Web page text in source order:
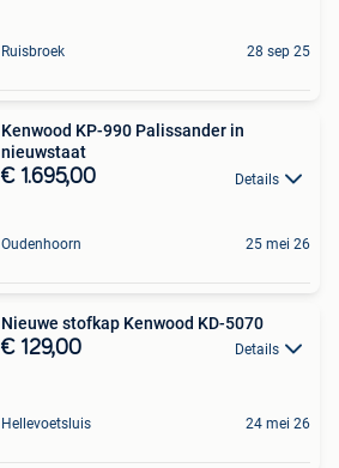
Ruisbroek 28 sep 25
Kenwood KP-990 Palissander in
nieuwstaat
€ 1.695,00 Details
Oudenhoorn 25 mei 26
Nieuwe stofkap Kenwood KD-5070
€ 129,00 Details
Hellevoetsluis 24 mei 26